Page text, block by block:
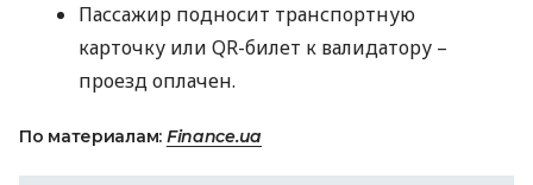
Пассажир подносит транспортную
карточку или QR-билет к валидатору –
проезд оплачен.
По материалам: Finance.ua